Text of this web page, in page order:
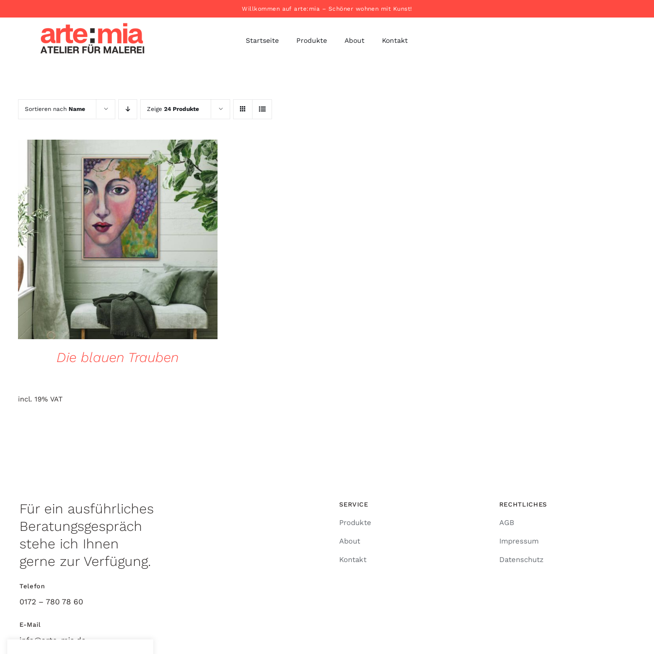
Inhalt
Willkommen auf arte:mia – Schöner wohnen mit Kunst!
Startseite Produkte About Kontakt
Sortieren nach Name Zeige 24 Produkte
QUICK VIEW
Die blauen Trauben
incl. 19% VAT
Für ein ausführliches
Beratungsgespräch
stehe ich Ihnen
gerne zur Verfügung.
Telefon
0172 – 780 78 60
E-Mail
info@arte-mia.de
SERVICE
Produkte
About
Kontakt
RECHTLICHES
AGB
Impressum
Datenschutz